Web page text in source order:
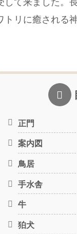
して来ました。
トリに癒される
正門
案内図
鳥居
手水舎
牛
狛犬